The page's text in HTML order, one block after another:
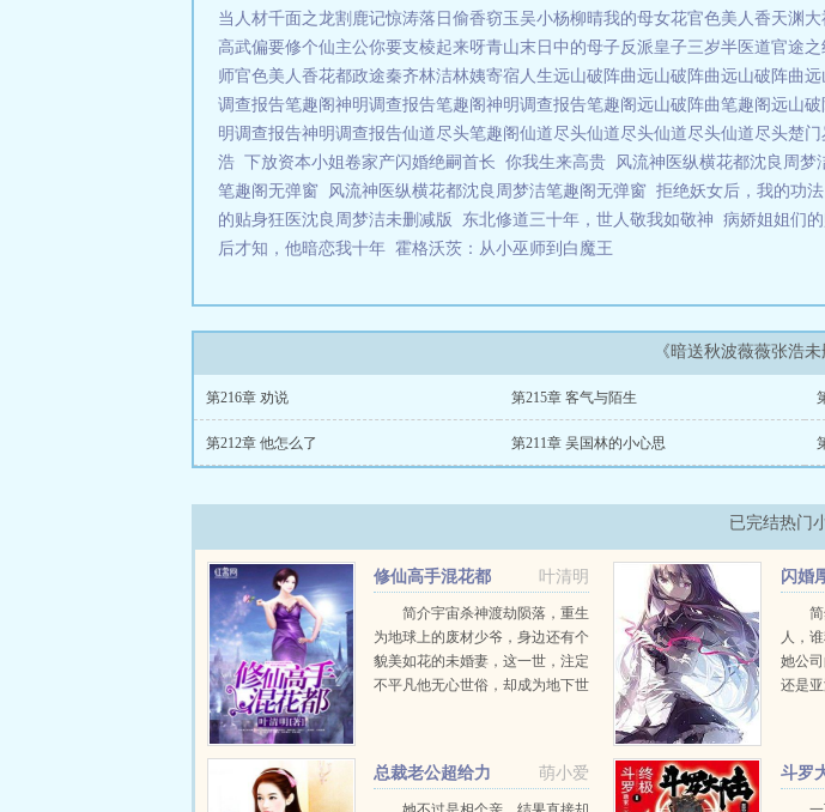
当人材千面之龙割鹿记惊涛落日 偷香窃玉 吴小杨柳晴我的母女花官色美人香天渊
高武偏要修个仙主公你要支棱起来呀青山末日中的母子反派皇子三岁半 医道官途
师官色美人香花都政途秦齐林洁林姨寄宿人生远山破阵曲远山破阵曲远山破阵曲远
调查报告笔趣阁神明调查报告笔趣阁神明调查报告笔趣阁远山破阵曲笔趣阁远山破
明调查报告神明调查报告仙道尽头笔趣阁仙道尽头仙道尽头仙道尽头仙道尽头楚门
浩 下放资本小姐卷家产闪婚绝嗣首长 你我生来高贵 风流神医纵横花都沈良周梦
笔趣阁无弹窗
风流神医纵横花都沈良周梦洁笔趣阁无弹窗 拒绝妖女后，我的功
的贴身狂医沈良周梦洁未删减版
东北修道三十年，世人敬我如敬神 病娇姐姐们
后才知，他暗恋我十年 霍格沃茨：从小巫师到白魔王
《暗送秋波薇薇张浩
第216章 劝说 第215章 客气与陌生
第212章 他怎么了 第211章 吴国林的小心思
已完结热门
叶清明
修仙高手混花都
简介宇宙杀神渡劫陨落，重生
为地球上的废材少爷，身边还有个
貌美如花的未婚妻，这一世，注定
不平凡他无心世俗，却成为地下世
闪婚
价老
人，
她公
还是
头也
萌小爱
总裁老公超给力
斗罗